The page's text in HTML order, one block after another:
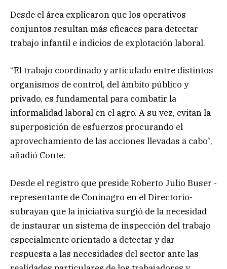
Desde el área explicaron que los operativos
conjuntos resultan más eficaces para detectar
trabajo infantil e indicios de explotación laboral.
“El trabajo coordinado y articulado entre distintos
organismos de control, del ámbito público y
privado, es fundamental para combatir la
informalidad laboral en el agro. A su vez, evitan la
superposición de esfuerzos procurando el
aprovechamiento de las acciones llevadas a cabo”,
añadió Conte.
Desde el registro que preside Roberto Julio Buser -
representante de Coninagro en el Directorio-
subrayan que la iniciativa surgió de la necesidad
de instaurar un sistema de inspección del trabajo
especialmente orientado a detectar y dar
respuesta a las necesidades del sector ante las